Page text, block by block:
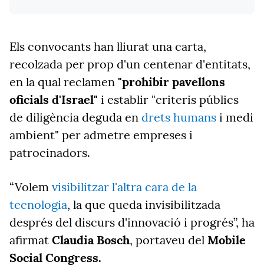
Els convocants han lliurat una carta,
recolzada per prop d'un centenar d'entitats,
en la qual reclamen "prohibir pavellons
oficials d'Israel" i establir "criteris públics
de diligència deguda en drets humans i medi
ambient" per admetre empreses i
patrocinadors.
“Volem visibilitzar l'altra cara de la
tecnologia, la que queda invisibilitzada
després del discurs d'innovació i progrés”, ha
afirmat Claudia Bosch, portaveu del Mobile
Social Congress.